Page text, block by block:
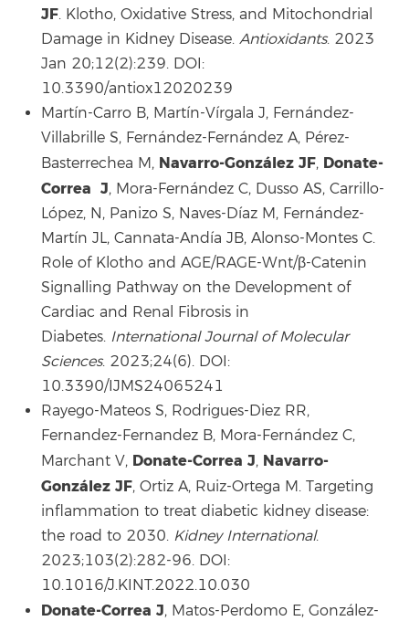
JF. Klotho, Oxidative Stress, and Mitochondrial
Damage in Kidney Disease. Antioxidants. 2023
Jan 20;12(2):239. DOI:
10.3390/antiox12020239
Martín-Carro B, Martín-Vírgala J, Fernández-
Villabrille S, Fernández-Fernández A, Pérez-
Basterrechea M, Navarro-González JF, Donate-
Correa J, Mora-Fernández C, Dusso AS, Carrillo-
López, N, Panizo S, Naves-Díaz M, Fernández-
Martín JL, Cannata-Andía JB, Alonso-Montes C.
Role of Klotho and AGE/RAGE-Wnt/β-Catenin
Signalling Pathway on the Development of
Cardiac and Renal Fibrosis in
Diabetes. International Journal of Molecular
Sciences. 2023;24(6). DOI:
10.3390/IJMS24065241
Rayego-Mateos S, Rodrigues-Diez RR,
Fernandez-Fernandez B, Mora-Fernández C,
Marchant V, Donate-Correa J, Navarro-
González JF, Ortiz A, Ruiz-Ortega M. Targeting
inflammation to treat diabetic kidney disease:
the road to 2030. Kidney International.
2023;103(2):282-96. DOI:
10.1016/J.KINT.2022.10.030
Donate-Correa J, Matos-Perdomo E, González-